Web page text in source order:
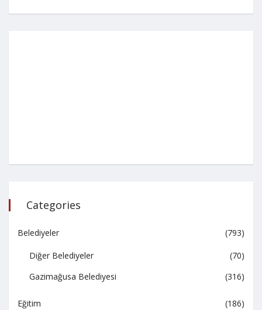
Categories
Belediyeler (793)
Diğer Belediyeler
(70)
Gazimağusa Belediyesi
(316)
Eğitim (186)